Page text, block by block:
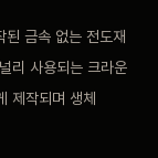
된 금속 없는 전도재
널리 사용되는 크라운
제작되며 생체